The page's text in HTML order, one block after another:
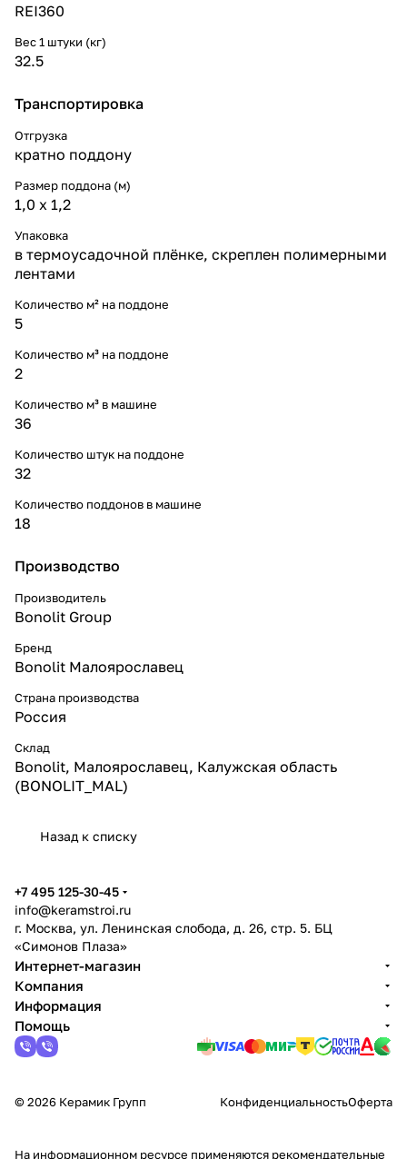
REI360
Вес 1 штуки (кг)
32.5
Транспортировка
Отгрузка
кратно поддону
Размер поддона (м)
1,0 х 1,2
Упаковка
в термоусадочной плёнке, скреплен полимерными
лентами
Количество м² на поддоне
5
Количество м³ на поддоне
2
Количество м³ в машине
36
Количество штук на поддоне
32
Количество поддонов в машине
18
Производство
Производитель
Bonolit Group
Бренд
Bonolit Малоярославец
Страна производства
Россия
Склад
Bonolit, Малоярославец, Калужская область
(BONOLIT_MAL)
Назад к списку
+7 495 125-30-45
info@keramstroi.ru
г. Москва, ул. Ленинская слобода, д. 26, стр. 5. БЦ
«Симонов Плаза»
Интернет-магазин
Компания
Информация
Помощь
© 2026 Керамик Групп КонфиденциальностьОферта
На информационном ресурсе применяются рекомендательные